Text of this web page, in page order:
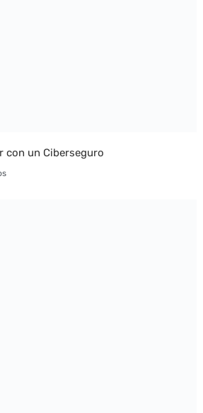
con un Ciberseguro